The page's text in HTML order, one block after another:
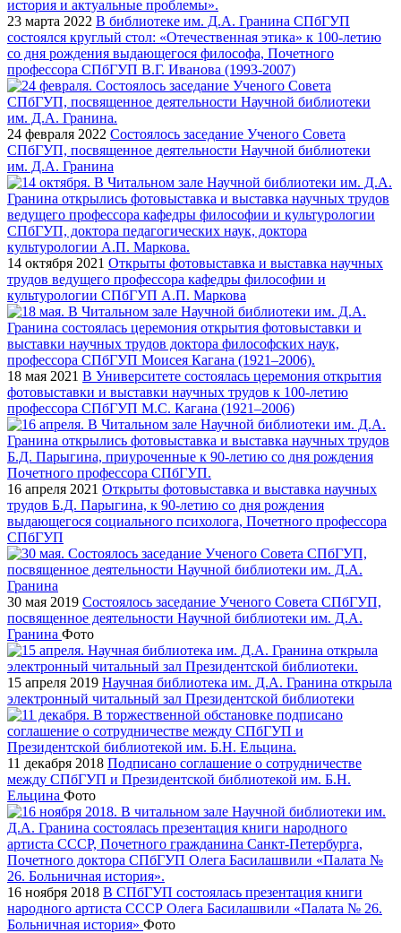
23 марта 2022 В библиотеке им. Д.А. Гранина СПбГУП
состоялся круглый стол: «Отечественная этика» к 100-летию
со дня рождения выдающегося философа, Почетного
профессора СПбГУП В.Г. Иванова (1993-2007)
24 февраля 2022 Состоялось заседание Ученого Совета
СПбГУП, посвященное деятельности Научной библиотеки
им. Д.А. Гранина
14 октября 2021 Открыты фотовыставка и выставка научных
трудов ведущего профессора кафедры философии и
культурологии СПбГУП А.П. Маркова
18 мая 2021 В Университете состоялась церемония открытия
фотовыставки и выставки научных трудов к 100-летию
профессора СПбГУП М.С. Кагана (1921–2006)
16 апреля 2021 Открыты фотовыставка и выставка научных
трудов Б.Д. Парыгина, к 90-летию со дня рождения
выдающегося социального психолога, Почетного профессора
СПбГУП
30 мая 2019 Состоялось заседание Ученого Совета СПбГУП,
посвященное деятельности Научной библиотеки им. Д.А.
Гранина Фото
15 апреля 2019 Научная библиотека им. Д.А. Гранина открыла
электронный читальный зал Президентской библиотеки
11 декабря 2018 Подписано соглашение о сотрудничестве
между СПбГУП и Президентской библиотекой им. Б.Н.
Ельцина Фото
16 ноября 2018 В СПбГУП состоялась презентация книги
народного артиста СССР Олега Басилашвили «Палата № 26.
Больничная история» Фото